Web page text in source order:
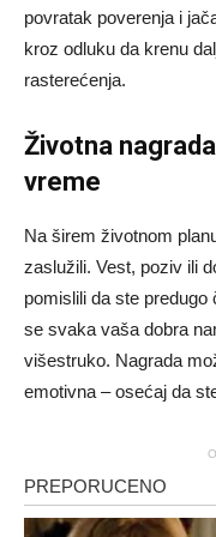
povratak poverenja i
kroz odluku da krenu
rasterećenja.
Životna
vreme
Na širem životnom
zaslužili. Vest, poziv ili
pomislili da ste
se svaka vaša dobra
višestruko. Nagrada
emotivna – osećaj da